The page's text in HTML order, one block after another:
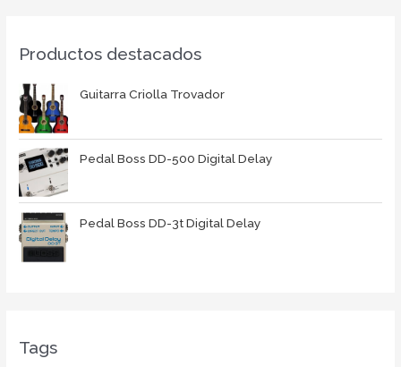
Productos destacados
Guitarra Criolla Trovador
Pedal Boss DD-500 Digital Delay
Pedal Boss DD-3t Digital Delay
Tags